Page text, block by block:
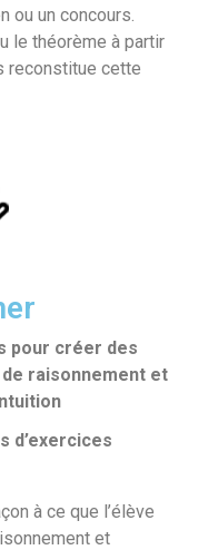
ou un concours.
le théorème à partir
reconstitue cette
pour créer des
raisonnement et
d’exercices
à ce que l’élève
et